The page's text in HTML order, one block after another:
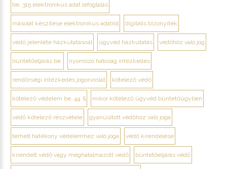
be. 315 elektronikus adat lefoglalás
másolat készítése elektronikus adatról digitális bizonyíték
védő jelenléte házkutatásnál ügyvéd házkutatás védőhöz való jog
büntetőeljárás be. nyomozó hatóság intézkedés
rendőrségi intézkedés jogorvoslat kötelező védő
kötelező védelem be. 44. § mikor kötelező ügyvéd büntetőügyben
védő kötelező részvétele gyanúsított védőhöz való joga
terhelt hatékony védelemhez való joga védő kirendelése
kirendelt védő vagy meghatalmazott védő büntetőeljárás védő